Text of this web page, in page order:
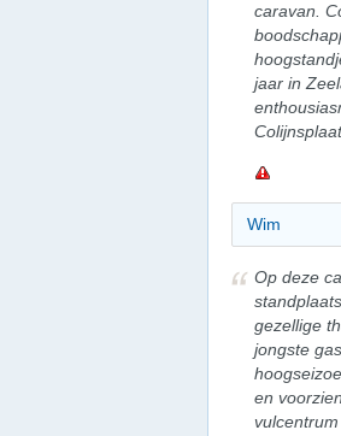
caravan.
jaar in
Wim
Op deze
gezellige
jongste
en